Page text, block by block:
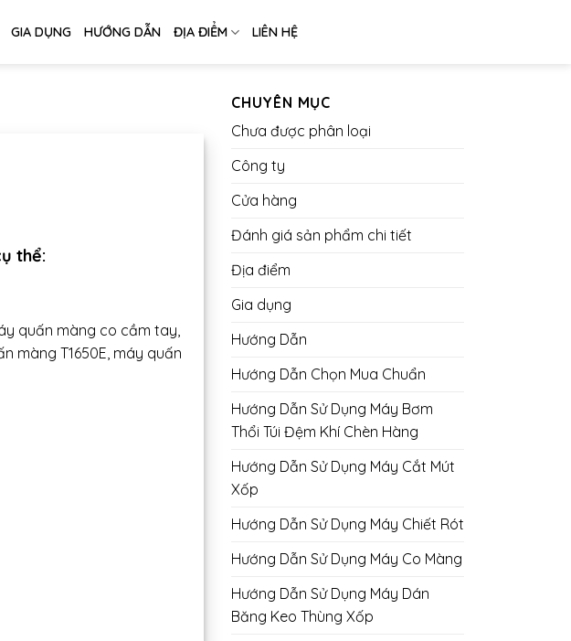
GIA DỤNG HƯỚNG DẪN ĐỊA ĐIỂM LIÊN HỆ
thể:
quấn màng co cầm tay,
màng T1650E, máy quấn
CHUYÊN MỤC
Chưa được phân loại
Công ty
Cửa hàng
Đánh giá sản phẩm chi tiết
Địa điểm
Gia dụng
Hướng Dẫn
Hướng Dẫn Chọn Mua Chuẩn
Hướng Dẫn Sử Dụng Máy Bơm
Thổi Túi Đệm Khí Chèn Hàng
Hướng Dẫn Sử Dụng Máy Cắt Mút
Xốp
Hướng Dẫn Sử Dụng Máy Chiết Rót
Hướng Dẫn Sử Dụng Máy Co Màng
Hướng Dẫn Sử Dụng Máy Dán
Băng Keo Thùng Xốp